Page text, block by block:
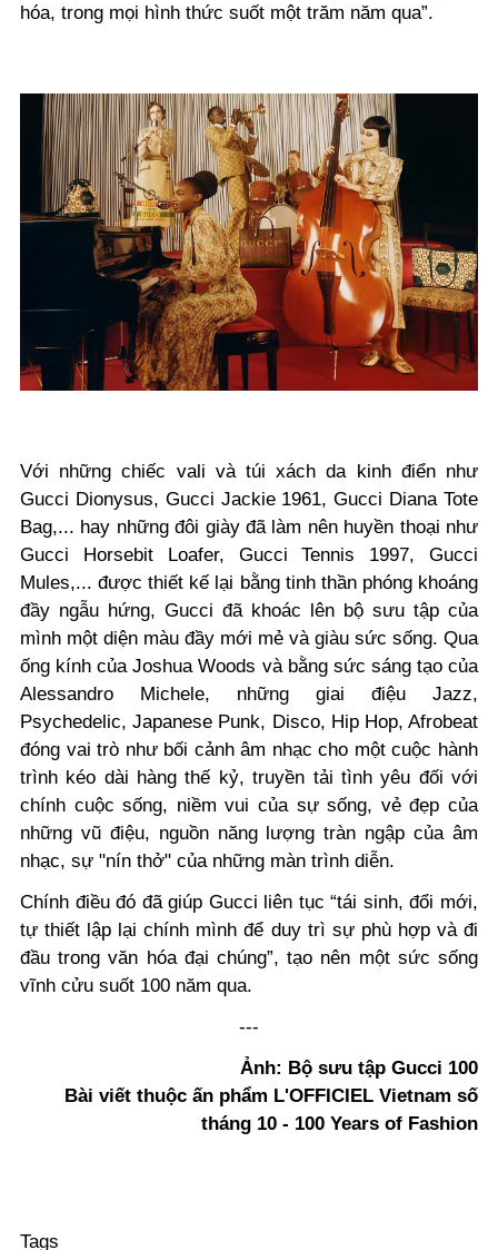
hóa, trong mọi hình thức suốt một trăm năm qua”.
Với những chiếc vali và túi xách da kinh điển như
Gucci Dionysus, Gucci Jackie 1961, Gucci Diana Tote
Bag,... hay những đôi giày đã làm nên huyền thoại như
Gucci Horsebit Loafer, Gucci Tennis 1997, Gucci
Mules,... được thiết kế lại bằng tinh thần phóng khoáng
đầy ngẫu hứng, Gucci đã khoác lên bộ sưu tập của
mình một diện màu đầy mới mẻ và giàu sức sống. Qua
ống kính của Joshua Woods và bằng sức sáng tạo của
Alessandro Michele, những giai điệu Jazz,
Psychedelic, Japanese Punk, Disco, Hip Hop, Afrobeat
đóng vai trò như bối cảnh âm nhạc cho một cuộc hành
trình kéo dài hàng thế kỷ, truyền tải tình yêu đối với
chính cuộc sống, niềm vui của sự sống, vẻ đẹp của
những vũ điệu, nguồn năng lượng tràn ngập của âm
nhạc, sự "nín thở" của những màn trình diễn.
Chính điều đó đã giúp Gucci liên tục “tái sinh, đổi mới,
tự thiết lập lại chính mình để duy trì sự phù hợp và đi
đầu trong văn hóa đại chúng”, tạo nên một sức sống
vĩnh cửu suốt 100 năm qua.
---
Ảnh: Bộ sưu tập Gucci 100
Bài viết thuộc ấn phẩm L'OFFICIEL Vietnam số
tháng 10 - 100 Years of Fashion
Tags